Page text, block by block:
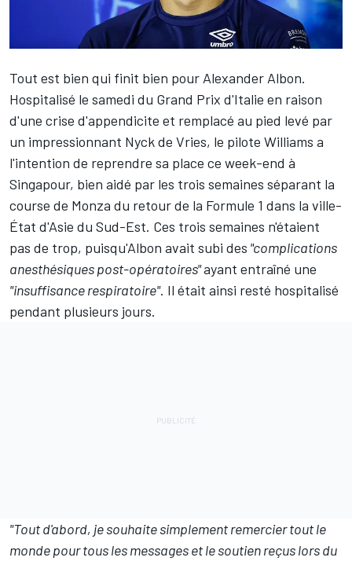
Tout est bien qui finit bien pour Alexander Albon.
Hospitalisé le samedi du Grand Prix d'Italie en raison
d'une crise d'appendicite et remplacé au pied levé par
un impressionnant Nyck de Vries, le pilote Williams a
l'intention de reprendre sa place ce week-end à
Singapour, bien aidé par les trois semaines séparant la
course de Monza du retour de la Formule 1 dans la ville-
État d'Asie du Sud-Est. Ces trois semaines n'étaient
pas de trop, puisqu'Albon avait subi des "complications
anesthésiques post-opératoires"ayant entraîné une
"insuffisance respiratoire". Il était ainsi resté hospitalisé
pendant plusieurs jours.
"Tout d'abord, je souhaite simplement remercier tout le
monde pour tous les messages et le soutien reçus lors du